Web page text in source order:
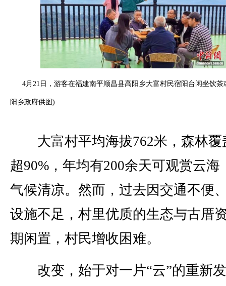
4月21日，游客在福建南平顺昌县高阳乡大富村民宿阳台闲坐饮茶
阳乡政府供图)
大富村平均海拔762米，森林覆
超90%，年均有200余天可观赏云海
气候清凉。然而，过去因交通不便
设施不足，村里优质的生态与古厝
期闲置，村民增收困难。
改变，始于对一片“云”的重新